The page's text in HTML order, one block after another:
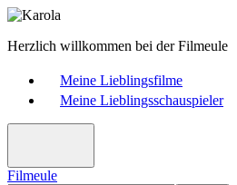
Herzlich willkommen bei der Filmeule
Meine Lieblingsfilme
Meine Lieblingsschauspieler
Filmeule